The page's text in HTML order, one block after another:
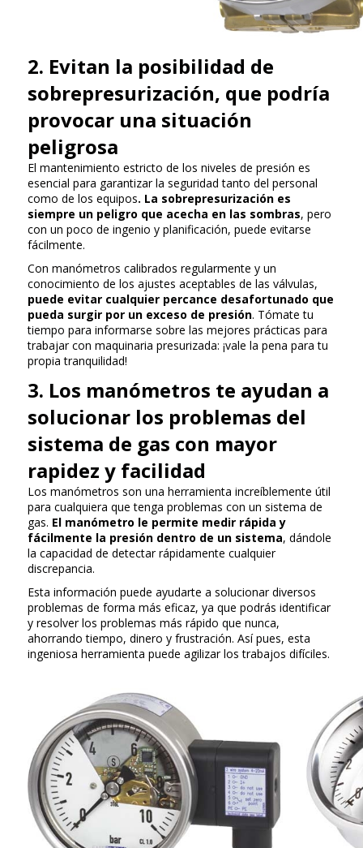
2. Evitan la posibilidad de
sobrepresurización, que podría
provocar una situación
peligrosa
El mantenimiento estricto de los niveles de presión es
esencial para garantizar la seguridad tanto del personal
como de los equipos. La sobrepresurización es
siempre un peligro que acecha en las sombras, pero
con un poco de ingenio y planificación, puede evitarse
fácilmente.
Con manómetros calibrados regularmente y un
conocimiento de los ajustes aceptables de las válvulas,
puede evitar cualquier percance desafortunado que
pueda surgir por un exceso de presión. Tómate tu
tiempo para informarse sobre las mejores prácticas para
trabajar con maquinaria presurizada: ¡vale la pena para tu
propia tranquilidad!
3. Los manómetros te ayudan a
solucionar los problemas del
sistema de gas con mayor
rapidez y facilidad
Los manómetros son una herramienta increíblemente útil
para cualquiera que tenga problemas con un sistema de
gas. El manómetro le permite medir rápida y
fácilmente la presión dentro de un sistema, dándole
la capacidad de detectar rápidamente cualquier
discrepancia.
Esta información puede ayudarte a solucionar diversos
problemas de forma más eficaz, ya que podrás identificar
y resolver los problemas más rápido que nunca,
ahorrando tiempo, dinero y frustración. Así pues, esta
ingeniosa herramienta puede agilizar los trabajos difíciles.